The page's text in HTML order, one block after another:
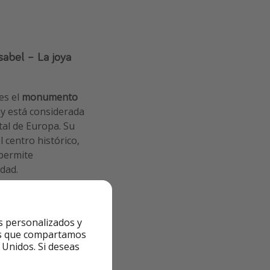
– La joya
el monumento
y está considerada
de Europa. Su
centro histórico,
y el
la institución
Pivovar
personalizados y
que compartamos
Si deseas